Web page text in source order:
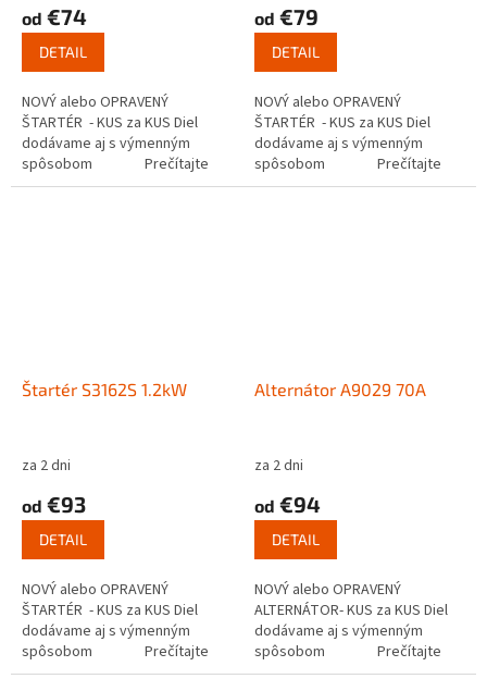
od €74
DETAIL
NOVÝ alebo OPRAVENÝ
ŠTARTÉR - KUS za KUS Diel
dodávame aj s výmenným
spôsobom Prečítajte
si ako funguje...
od €79
DETAIL
NOVÝ alebo OPRAVENÝ
ŠTARTÉR - KUS za KUS Diel
dodávame aj s výmenným
spôsobom Prečítajte
si ako funguje...
Štartér S3162S 1.2kW
za 2 dni
od €93
DETAIL
NOVÝ alebo OPRAVENÝ
ŠTARTÉR - KUS za KUS Diel
dodávame aj s výmenným
spôsobom Prečítajte
si ako funguje...
Alternátor A9029 70A
za 2 dni
od €94
DETAIL
NOVÝ alebo OPRAVENÝ
ALTERNÁTOR- KUS za KUS Diel
dodávame aj s výmenným
spôsobom Prečítajte
si ako funguje...